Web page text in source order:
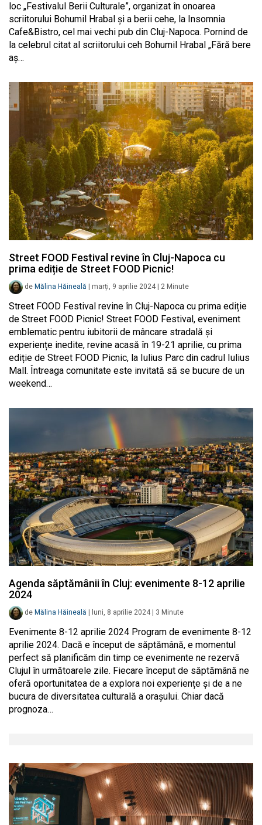
loc „Festivalul Berii Culturale”, organizat în onoarea
scriitorului Bohumil Hrabal și a berii cehe, la Insomnia
Cafe&Bistro, cel mai vechi pub din Cluj-Napoca. Pornind de
la celebrul citat al scriitorului ceh Bohumil Hrabal „Fără bere
aș…
Street FOOD Festival revine în Cluj-Napoca cu
prima ediție de Street FOOD Picnic!
de Mălina Hăineală marți, 9 aprilie 2024 2 Minute
Street FOOD Festival revine în Cluj-Napoca cu prima ediție
de Street FOOD Picnic! Street FOOD Festival, eveniment
emblematic pentru iubitorii de mâncare stradală și
experiențe inedite, revine acasă în 19-21 aprilie, cu prima
ediție de Street FOOD Picnic, la Iulius Parc din cadrul Iulius
Mall. Întreaga comunitate este invitată să se bucure de un
weekend…
Agenda săptămânii în Cluj: evenimente 8-12 aprilie
2024
de Mălina Hăineală luni, 8 aprilie 2024 3 Minute
Evenimente 8-12 aprilie 2024 Program de evenimente 8-12
aprilie 2024. Dacă e început de săptămână, e momentul
perfect să planificăm din timp ce evenimente ne rezervă
Clujul în următoarele zile. Fiecare început de săptămână ne
oferă oportunitatea de a explora noi experiențe și de a ne
bucura de diversitatea culturală a orașului. Chiar dacă
prognoza…